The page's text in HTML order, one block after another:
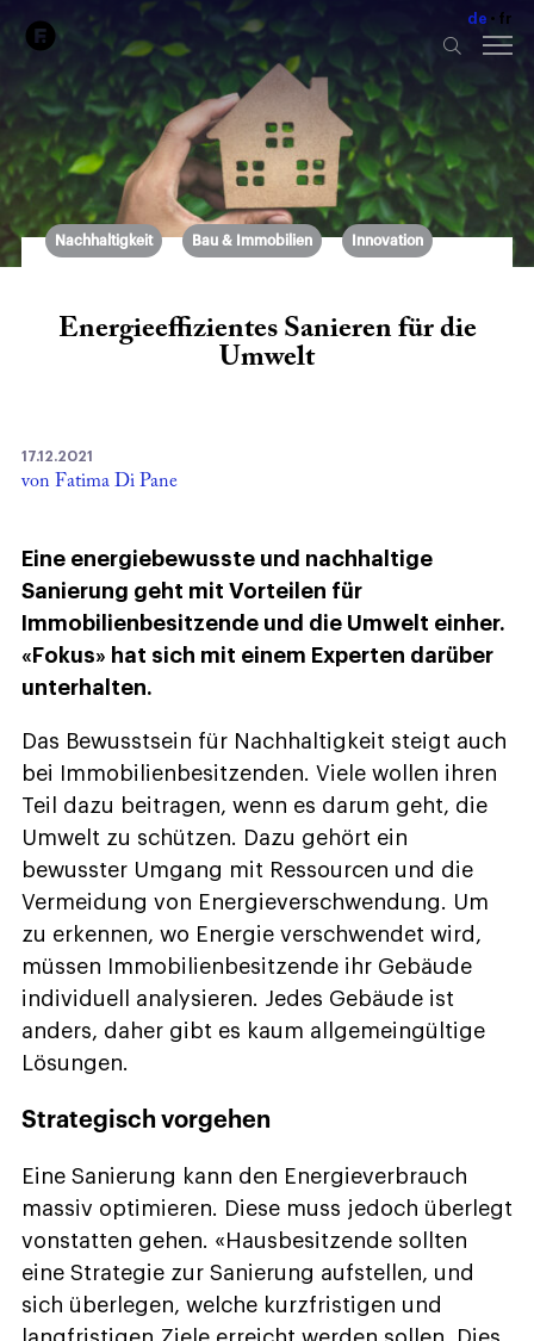
de fr
Nachhaltigkeit Bau & Immobilien Innovation
Energieeffizientes Sanieren für die
Umwelt
17.12.2021
von Fatima Di Pane
Eine energiebewusste und nachhaltige
Sanierung geht mit Vorteilen für
Immobilienbesitzende und die Umwelt einher.
«Fokus» hat sich mit einem Experten darüber
unterhalten.
Das Bewusstsein für Nachhaltigkeit steigt auch
bei Immobilienbesitzenden. Viele wollen ihren
Teil dazu beitragen, wenn es darum geht, die
Umwelt zu schützen. Dazu gehört ein
bewusster Umgang mit Ressourcen und die
Vermeidung von Energieverschwendung. Um
zu erkennen, wo Energie verschwendet wird,
müssen Immobilienbesitzende ihr Gebäude
individuell analysieren. Jedes Gebäude ist
anders, daher gibt es kaum allgemeingültige
Lösungen.
Strategisch vorgehen
Eine Sanierung kann den Energieverbrauch
massiv optimieren. Diese muss jedoch überlegt
vonstatten gehen. «Hausbesitzende sollten
eine Strategie zur Sanierung aufstellen, und
sich überlegen, welche kurzfristigen und